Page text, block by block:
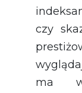
czy
ma